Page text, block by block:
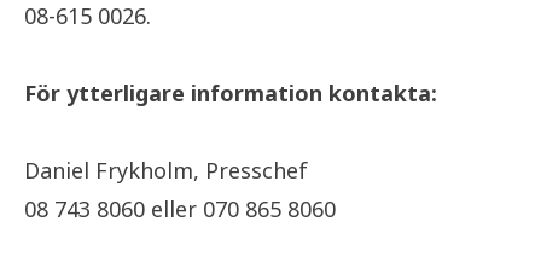
08-615 0026.
För ytterligare information kontakta:
Daniel Frykholm, Presschef
08 743 8060 eller 070 865 8060